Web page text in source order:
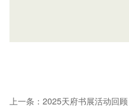
上一条： 2025天府书展活动回